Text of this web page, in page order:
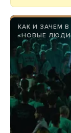
КАК И ЗАЧЕМ
«НОВЫЕ